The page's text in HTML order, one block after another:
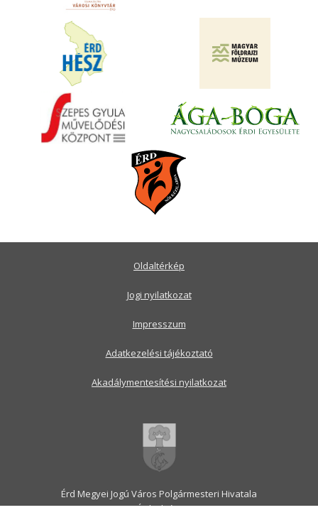
Érd Megyei Jogú Város Polgármesteri Hivatala
Oldaltérkép
Jogi nyilatkozat
Impresszum
Adatkezelési tájékoztató
Akadálymentesítési nyilatkozat